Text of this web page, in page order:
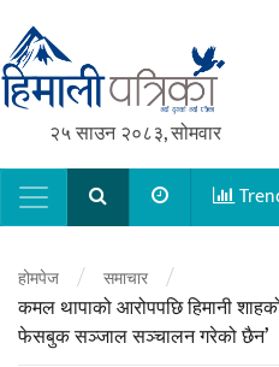
२५ साउन २०८३, सोमवार
Main Navigation
होमपेज / समाचार /
कमल थापाको आरोपपछि हिमानी
फेसबुक सञ्जाल सञ्चालन गरेको छैन’